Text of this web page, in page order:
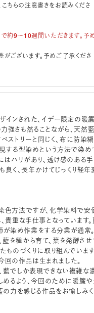
ちらの注意書きをお読みくださ
約9～10週間いただきます。予
ございます。予めご了承くださ
ンされた、イデー限定の暖
力強さも然ることながら、天然
ストリーと同じく、布に防染糊
する型染めという方法で染め
ハリがあり、透け感のある手
く、長年かけてじっくり経年
色方法ですが、化学染料で安
貴重な手仕事となっています
が染め作業をする分業が通常
を種から育て、葉を発酵させ
ものづくりに取り組んでいます
の作品は生まれました。
藍でしか表現できない複雑な
るよう、今回のために暖簾や
力を感じる作品をお愉しみく